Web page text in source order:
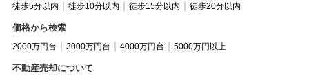
徒歩5分以内 徒歩10分以内 徒歩15分以内 徒歩20分以内
価格から検索
2000万円台 3000万円台 4000万円台 5000万円以上
不動産売却について